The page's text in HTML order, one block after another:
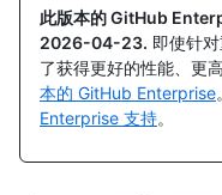
此版本的 GitHub
2026-04-23. 即使针
了获得更好的性能、更
本的 GitHub Enterprise
Enterprise 支持。